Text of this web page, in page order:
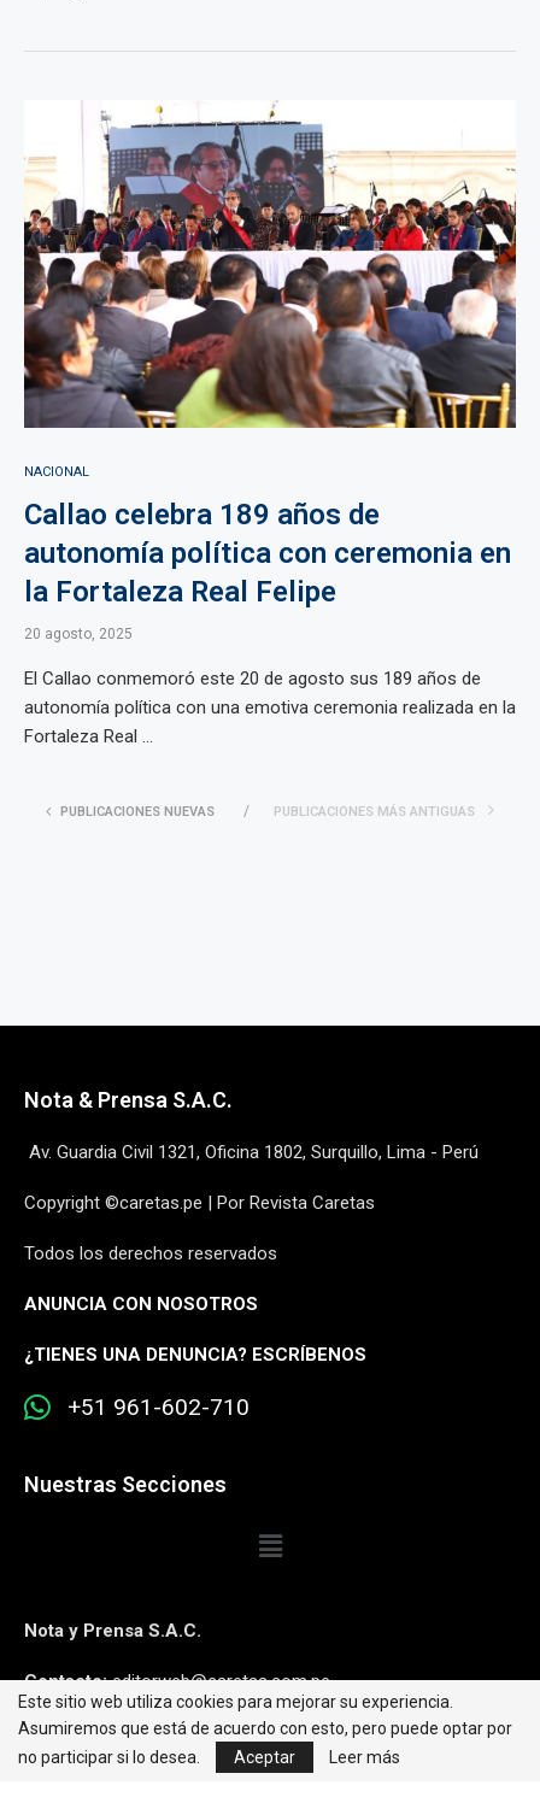
NACIONAL
Callao celebra 189 años de
autonomía política con ceremonia en
la Fortaleza Real Felipe
20 agosto, 2025
El Callao conmemoró este 20 de agosto sus 189 años de
autonomía política con una emotiva ceremonia realizada en la
Fortaleza Real ...
PUBLICACIONES NUEVAS PUBLICACIONES MÁS ANTIGUAS
Nota & Prensa S.A.C.
Av. Guardia Civil 1321, Oficina 1802, Surquillo, Lima - Perú
Copyright ©caretas.pe | Por Revista Caretas
Todos los derechos reservados
ANUNCIA CON NOSOTROS
¿TIENES UNA DENUNCIA? ESCRÍBENOS
+51 961-602-710
Nuestras Secciones
Nota y Prensa S.A.C.
Contacto:editorweb@caretas.com.pe
Síguenos:
Este sitio web utiliza cookies para mejorar su experiencia.
Asumiremos que está de acuerdo con esto, pero puede optar por
no participar si lo desea.
Aceptar Leer más